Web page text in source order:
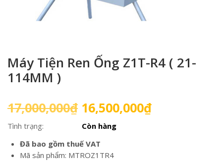
Máy Tiện Ren Ống Z1T-R4 ( 21-
114MM )
17,000,000₫ Giá
gốc
là:
17,000,000₫.
16,500,000₫Giá
Tình trạng:
Còn hàng
Đã bao gồm thuế VAT
Mã sản phẩm: MTROZ1TR4